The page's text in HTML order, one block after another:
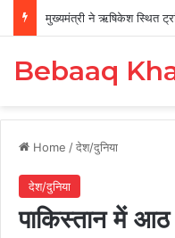
मुख्यमंत्री ने ऋषिकेश स्थित
Bebaaq
Home /देश/दुनिया
देश/दुनिया
पाकिस्तान में